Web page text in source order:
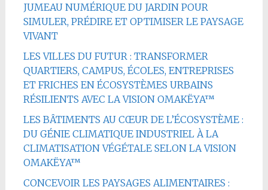
JUMEAU NUMÉRIQUE DU JARDIN POUR
SIMULER, PRÉDIRE ET OPTIMISER LE PAYSAGE
VIVANT
LES VILLES DU FUTUR : TRANSFORMER
QUARTIERS, CAMPUS, ÉCOLES, ENTREPRISES
ET FRICHES EN ÉCOSYSTÈMES URBAINS
RÉSILIENTS AVEC LA VISION OMAKËYA™
LES BÂTIMENTS AU CŒUR DE L’ÉCOSYSTÈME :
DU GÉNIE CLIMATIQUE INDUSTRIEL À LA
CLIMATISATION VÉGÉTALE SELON LA VISION
OMAKËYA™
CONCEVOIR LES PAYSAGES ALIMENTAIRES :